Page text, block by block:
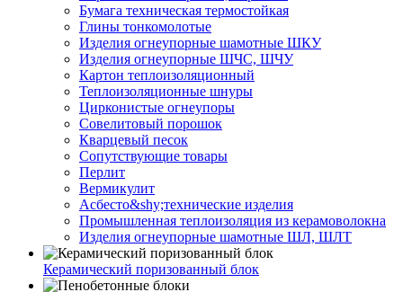
Бумага техническая термостойкая
Глины тонкомолотые
Изделия огнеупорные шамотные ШКУ
Изделия огнеупорные ШЧС, ШЧУ
Картон теплоизоляционный
Теплоизоляционные шнуры
Цирконистые огнеупоры
Совелитовый порошок
Кварцевый песок
Сопутствующие товары
Перлит
Вермикулит
Асбесто&shy;технические изделия
Промышленная теплоизоляция из керамоволокна
Изделия огнеупорные шамотные ШЛ, ШЛТ
Керамический поризованный блок